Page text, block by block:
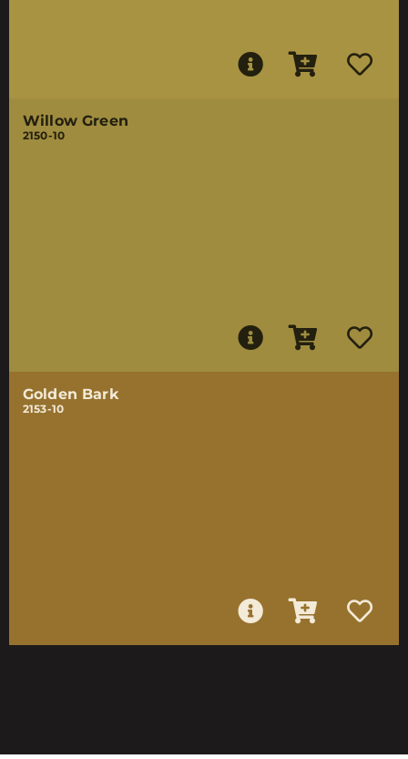
Willow Green
2150-10
Golden Bark
2153-10